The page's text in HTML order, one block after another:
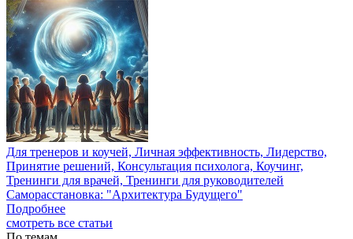
Для тренеров и коучей, Личная эффективность, Лидерство,
Принятие решений, Консультация психолога, Коучинг,
Тренинги для врачей, Тренинги для руководителей
Саморасстановка: "Архитектура Будущего"
Подробнее
смотреть все статьи